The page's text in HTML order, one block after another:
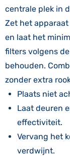
centrale plek in
Zet het
en laat het
filters volgens
behouden.
zonder extra
Plaats niet
Laat deuren
effectiviteit.
Vervang het
verdwijnt.